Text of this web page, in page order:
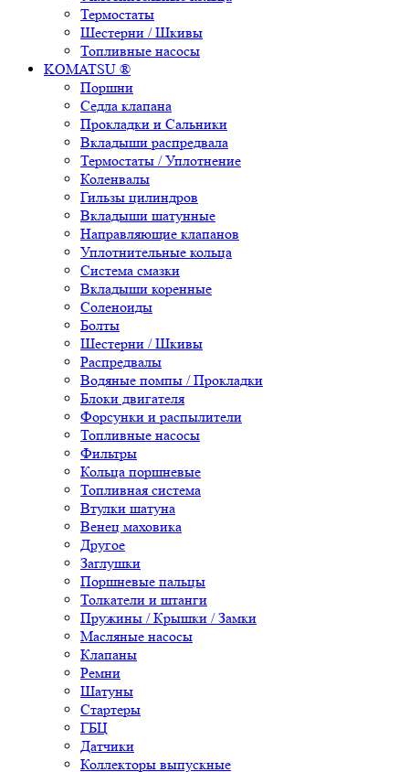
Термостаты
Шестерни / Шкивы
Топливные насосы
KOMATSU ®
Поршни
Седла клапана
Прокладки и Сальники
Вкладыши распредвала
Термостаты / Уплотнение
Коленвалы
Гильзы цилиндров
Вкладыши шатунные
Направляющие клапанов
Уплотнительные кольца
Система смазки
Вкладыши коренные
Соленоиды
Болты
Шестерни / Шкивы
Распредвалы
Водяные помпы / Прокладки
Блоки двигателя
Форсунки и распылители
Топливные насосы
Фильтры
Кольца поршневые
Топливная система
Втулки шатуна
Венец маховика
Другое
Заглушки
Поршневые пальцы
Толкатели и штанги
Пружины / Крышки / Замки
Масляные насосы
Клапаны
Ремни
Шатуны
Стартеры
ГБЦ
Датчики
Коллекторы выпускные